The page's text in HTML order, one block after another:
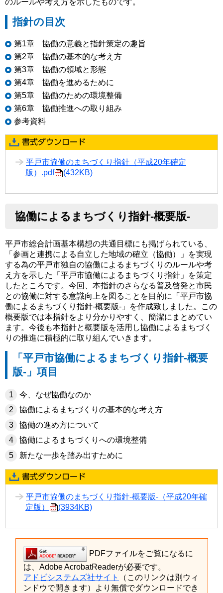
のルールや考え方を示したものです。
指針の目次
第1章 協働の意義と指針策定の趣旨
第2章 協働の基本的な考え方
第3章 協働の領域と形態
第4章 協働を進めるために
第5章 協働のための環境整備
第6章 協働推進への取り組み
参考資料
平戸市協働のまちづくり指針（平成20年確定
版）.pdf
(432KB)
協働によるまちづくり指針-概要版-
平戸市総合計画基本構想の共通目標にも掲げられている、
「参画と連携による自立した地域の確立（協働）」を実現
する為の平戸市独自の協働によるまちづくりのルールや考
え方を示した「平戸市協働によるまちづくり指針」を策定
したところです。今回、本指針のさらなる普及啓発と市民
との協働に対する意識向上を図ることを目的に「平戸市協
働によるまちづくり指針-概要版-」を作成致しました。この
概要版では本指針をより分かりやすく、簡潔にまとめてい
ます。今後も本指針と概要版を活用し協働によるまちづく
りの推進に積極的に取り組んでいきます。
「平戸市協働によるまちづくり指針-概要
版-」項目
今、なぜ協働なのか
協働によるまちづくりの基本的な考え方
協働の進め方について
協働によるまちづくりへの環境整備
新たな一歩を踏み出すために
平戸市協働のまちづくり指針-概要版-（平成20年確
定版）
(3934KB)
PDFファイルをご覧になるに
は、Adobe AcrobatReaderが必要です。
アドビシステムズ社サイト
（このリンクは別ウィ
ンドウで開きます）より無償でダウンロードでき